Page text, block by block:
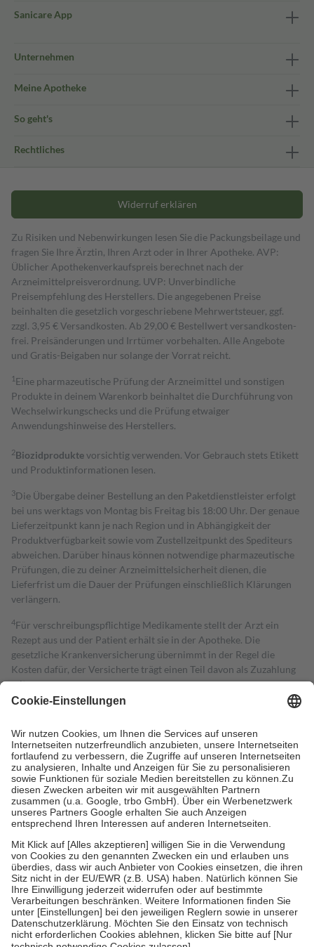
Sanicare App
Unternehmen
Meine Apotheke
So geht's
Rechtliches
Widerruf erklären
Zu Risiken und Nebenwirkungen lesen Sie die Packungsbeilage und
fragen Sie Ihre Ärztin, Ihren Arzt oder in Ihrer Apotheke. AVP:
Üblicher Apothekenverkaufspreis berechnet nach der
Arzneimittelpreisverordnung. UVP: Unverbindliche
Preisempfehlung des Herstellers. Die angegebenen Preise
beinhalten die gesetzlich vorgeschriebene Mehrwertsteuer, ggf.
zzgl. 3,95 € Versandkosten. Ab 29,00 € Bestell­wert versand­kosten­
frei. Preisänderungen und Irrtümer vorbehalten. Alle Angebote
und Gratis-Beigaben nur solange der Vorrat reicht.
1 Eine pharmazeutische Prüfung der Arzneimittel und sonstigen
Produkte in deinem Warenkorb beinhaltet die Durchführung von
Wechselwirkungschecks und die Prüfung etwaiger
Anwendungshinweise des Herstellers.
2Biozidproduktevorsichtig verwenden. Vor Gebrauch stets Etikett
und Produktinformationen lesen.
3Die Übergabe deiner Bestellung an den Paketdienstleister erfolgt
bei uns werktags von Montag bis Freitag bis 18:00 Uhr. Der genaue
Lieferzeitpunkt kann je nach Region und in Abhängigkeit der
Produktverfügbarkeit sowie vom Zustellzeitpunkt des Spediteurs
abweichen. Darüber hinaus können notwendige pharmazeutische
Prüfungen, die zu deiner Arzneimittelsicherheit dienen, die
Lieferfrist um die Dauer der Prüfungen einschließlich Klärungen
verlängern.
4Für verschreibungspflichtige Medikamente stellt der Arzt ein
Rezept aus und der Patient erhält sie in der Apotheke. Die
gesetzliche Krankenversicherung übernimmt in der Regel die
Kosten dafür, der Versicherte trägt einen Teil davon als Zuzahlung
mit.
Grundsätzlich leisten Mitglieder Zuzahlungen in Höhe von zehn
höchstens zehn Euro.
Es sind jedoch nie mehr als die tatsächlichen
Kosten der Leistung zu entrichten.
Diese Regeln gelten grundsätzlich auch für Online-Apotheken.
Bei Heilmitteln und häuslicher Krankenpflege beträgt die
Zuzahlung zehn Prozent der Kosten sowie zehn Euro je
Verordnung.
Um das Engagement der Versicherten für ihre eigene Gesundheit zu
stärken und die besondere Stellung der Familie zu unterstützen,
fallenkeine Zuzahlungenan bei:
• Kindern und Jugendlichen bis zum vollendeten 18. Lebensjahr
mit Ausnahme der Fahrkosten
• Untersuchungen zur Vorsorge und Früherkennung, die von der
GKV getragen werden
• empfohlenen Schutzimpfungen
• Harn- und Blutteststreifen